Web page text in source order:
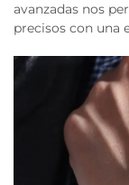
avanzadas nos
precisos con una